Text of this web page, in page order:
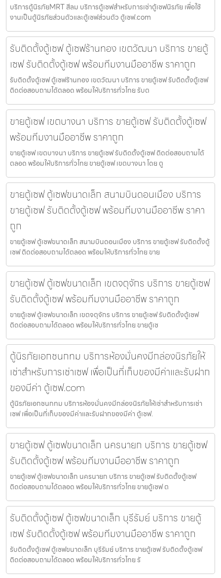
บริการตู้นิรภัยMRT สีลม บริการตู้เซฟสำหรับการเช่าตู้เซฟนิรภัย เพื่อใช้
งานเป็นตู้นิรภัยส่วนตัวและตู้เซฟส่วนตัว ตู้เซฟ.com
รับติดตั้งตู้เซฟ ตู้เซฟร้านทอง เขตวัฒนา บริการ ขายตู้
เซฟ รับติดตั้งตู้เซฟ พร้อมทีมงานมืออาชีพ ราคาถูก
รับติดตั้งตู้เซฟ ตู้เซฟร้านทอง เขตวัฒนา บริการ ขายตู้เซฟ รับติดตั้งตู้เซฟ
ติดต่อสอบถามได้ตลอด พร้อมให้บริการทั่วไทย รับต
ขายตู้เซฟ เขตบางนา บริการ ขายตู้เซฟ รับติดตั้งตู้เซฟ
พร้อมทีมงานมืออาชีพ ราคาถูก
ขายตู้เซฟ เขตบางนา บริการ ขายตู้เซฟ รับติดตั้งตู้เซฟ ติดต่อสอบถามได้
ตลอด พร้อมให้บริการทั่วไทย ขายตู้เซฟ เขตบางนา โดย ตู
ขายตู้เซฟ ตู้เซฟขนาดเล็ก สนามบินดอนเมือง บริการ
ขายตู้เซฟ รับติดตั้งตู้เซฟ พร้อมทีมงานมืออาชีพ ราคา
ถูก
ขายตู้เซฟ ตู้เซฟขนาดเล็ก สนามบินดอนเมือง บริการ ขายตู้เซฟ รับติดตั้งตู้
เซฟ ติดต่อสอบถามได้ตลอด พร้อมให้บริการทั่วไทย ขาย
ขายตู้เซฟ ตู้เซฟขนาดเล็ก เขตจตุจักร บริการ ขายตู้เซฟ
รับติดตั้งตู้เซฟ พร้อมทีมงานมืออาชีพ ราคาถูก
ขายตู้เซฟ ตู้เซฟขนาดเล็ก เขตจตุจักร บริการ ขายตู้เซฟ รับติดตั้งตู้เซฟ
ติดต่อสอบถามได้ตลอด พร้อมให้บริการทั่วไทย ขายตู้เซ
ตู้นิรภัยเอกชนกทม บริการห้องมั่นคงมีกล่องนิรภัยให้
เช่าสำหรับการเช่าเซฟ เพื่อเป็นที่เก็บของมีค่าและรับฝาก
ของมีค่า ตู้เซฟ.com
ตู้นิรภัยเอกชนกทม บริการห้องมั่นคงมีกล่องนิรภัยให้เช่าสำหรับการเช่า
เซฟ เพื่อเป็นที่เก็บของมีค่าและรับฝากของมีค่า ตู้เซฟ.
ขายตู้เซฟ ตู้เซฟขนาดเล็ก นครนายก บริการ ขายตู้เซฟ
รับติดตั้งตู้เซฟ พร้อมทีมงานมืออาชีพ ราคาถูก
ขายตู้เซฟ ตู้เซฟขนาดเล็ก นครนายก บริการ ขายตู้เซฟ รับติดตั้งตู้เซฟ
ติดต่อสอบถามได้ตลอด พร้อมให้บริการทั่วไทย ขายตู้เซฟ ต
รับติดตั้งตู้เซฟ ตู้เซฟขนาดเล็ก บุรีรัมย์ บริการ ขายตู้
เซฟ รับติดตั้งตู้เซฟ พร้อมทีมงานมืออาชีพ ราคาถูก
รับติดตั้งตู้เซฟ ตู้เซฟขนาดเล็ก บุรีรัมย์ บริการ ขายตู้เซฟ รับติดตั้งตู้เซฟ
ติดต่อสอบถามได้ตลอด พร้อมให้บริการทั่วไทย รั